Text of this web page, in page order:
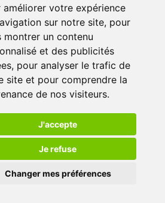
améliorer votre expérience
sur notre site, pour
montrer un contenu
et des publicités
pour analyser le trafic de
site et pour comprendre la
de nos visiteurs.
J'accepte
Je refuse
Changer mes préférences
Sauternes